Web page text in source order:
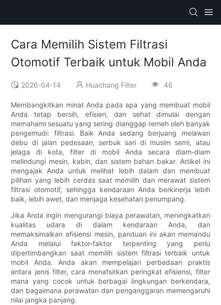
Cara Memilih Sistem Filtrasi
Otomotif Terbaik untuk Mobil Anda
2026-04-14 Huachang Filter 46
Membangkitkan minat Anda pada apa yang membuat mobil
Anda tetap bersih, efisien, dan sehat dimulai dengan
memahami sesuatu yang sering dianggap remeh oleh banyak
pengemudi: filtrasi. Baik Anda sedang berjuang melawan
debu di jalan pedesaan, serbuk sari di musim semi, atau
jelaga di kota, filter di mobil Anda secara diam-diam
melindungi mesin, kabin, dan sistem bahan bakar. Artikel ini
mengajak Anda untuk melihat lebih dalam dan membuat
pilihan yang lebih cerdas saat memilih dan merawat sistem
filtrasi otomotif, sehingga kendaraan Anda berkinerja lebih
baik, lebih awet, dan menjaga kesehatan penumpang.
Jika Anda ingin mengurangi biaya perawatan, meningkatkan
kualitas udara di dalam kendaraan Anda, dan
memaksimalkan efisiensi mesin, panduan ini akan memandu
Anda melalui faktor-faktor terpenting yang perlu
dipertimbangkan saat memilih sistem filtrasi terbaik untuk
mobil Anda. Anda akan mempelajari perbedaan praktis
antara jenis filter, cara menafsirkan peringkat efisiensi, filter
mana yang cocok untuk berbagai lingkungan berkendara,
dan bagaimana perawatan dan penganggaran memengaruhi
nilai jangka panjang.